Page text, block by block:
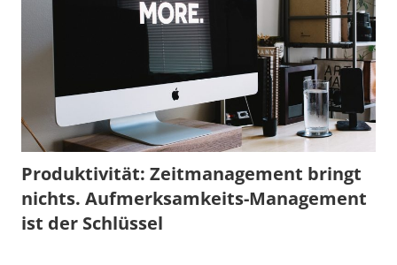
Produktivität: Zeitmanagement bringt
nichts. Aufmerksamkeits-Management
ist der Schlüssel